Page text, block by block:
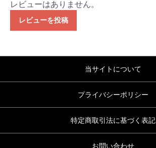
レビューはありません。
レビューを投稿
当サイトについて
プライバシーポリシー
特定商取引法に基づく表記
お問い合わせ